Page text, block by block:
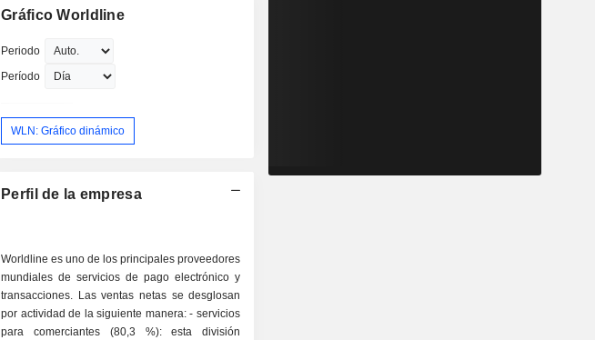
Gráfico Worldline
Periodo
Período
WLN: Gráfico dinámico
Perfil de la empresa
Worldline es uno de los principales proveedores
mundiales de servicios de pago electrónico y
transacciones. Las ventas netas se desglosan
por actividad de la siguiente manera: - servicios
para comerciantes (80,3 %): esta división